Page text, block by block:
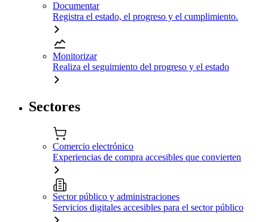
Documentar
Registra el estado, el progreso y el cumplimiento.
Monitorizar
Realiza el seguimiento del progreso y el estado
Sectores
Comercio electrónico
Experiencias de compra accesibles que convierten
Sector público y administraciones
Servicios digitales accesibles para el sector público